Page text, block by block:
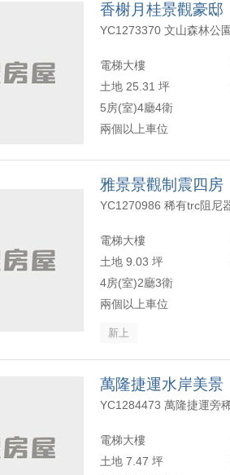
香榭月桂景觀豪
電梯大樓
土地 25.31 坪
5房(室)4廳4衛
兩個以上車位
雅景景觀制震四
電梯大樓
土地 9.03 坪
4房(室)2廳3衛
兩個以上車位
新上
萬隆捷運水岸美
電梯大樓
土地 7.47 坪